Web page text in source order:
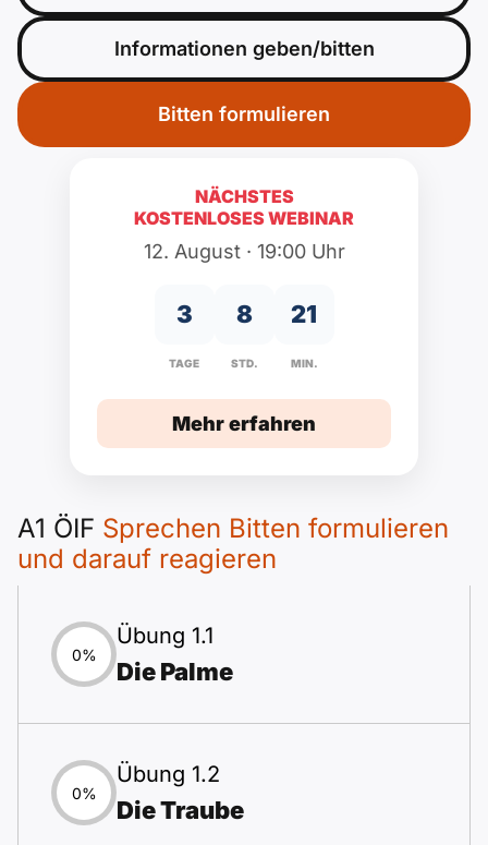
Pflege (telc)
Polnisch
A2 ÖIF
B1 telc
B1 Goethe
B2 telc
B2 Goethe
Mehr Tools
Online-Kurse
Schulen & Kurse
Lebenslauf erstellen
Motivationsbriefe
Informationen geben/bitten
Bitten formulieren
NÄCHSTES
KOSTENLOSES WEBINAR
12. August · 19:00 Uhr
3
TAGE
8
STD.
21
MIN.
Mehr erfahren
A1 ÖIF Sprechen Bitten formulieren
und darauf reagieren
0%
Übung 1.1
Die Palme
0%
Übung 1.2
Die Traube